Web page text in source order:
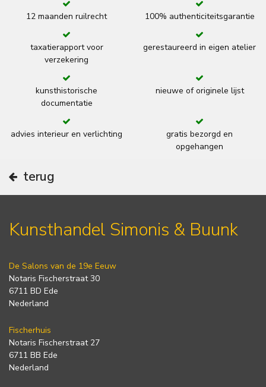
12 maanden ruilrecht 100% authenticiteitsgarantie
taxatierapport voor
verzekering
gerestaureerd in eigen atelier
kunsthistorische
documentatie
nieuwe of originele lijst
advies interieur en verlichting
gratis bezorgd en
opgehangen
terug
Kunsthandel Simonis & Buunk
De Salons van de 19e Eeuw
Notaris Fischerstraat 30
6711 BD Ede
Nederland
Fischerhuis
Notaris Fischerstraat 27
6711 BB Ede
Nederland